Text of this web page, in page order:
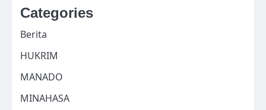
Categories
Berita
HUKRIM
MANADO
MINAHASA